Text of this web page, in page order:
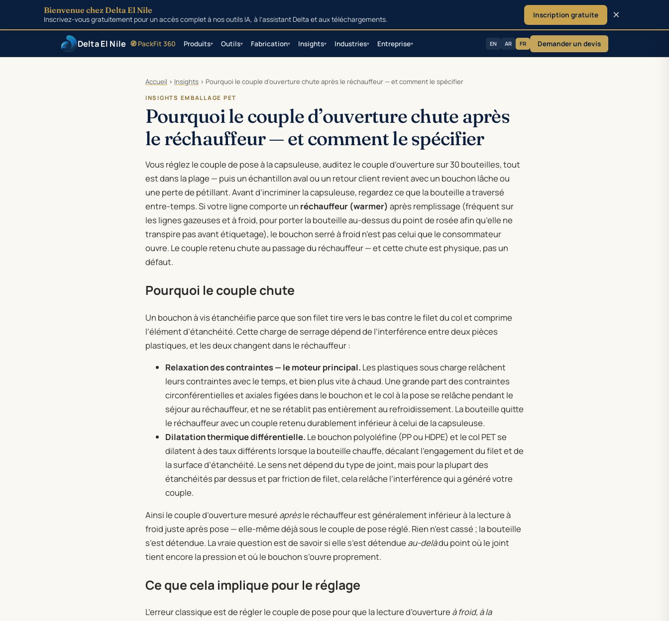
Delta El Nile 🧭 PackFit 360 Produits▾ Outils▾ Fabrication▾ Insights▾ Industries▾ Entreprise▾ EN AR FR Demander un devis
Accueil › Insights › Pourquoi le couple d’ouverture chute après le réchauffeur — et comment le spécifier
INSIGHTS EMBALLAGE PET
Pourquoi le couple d’ouverture chute après
le réchauffeur — et comment le spécifier
Vous réglez le couple de pose à la capsuleuse, auditez le couple d’ouverture sur 30 bouteilles, tout
est dans la plage — puis un échantillon aval ou un retour client revient avec un bouchon lâche ou
une perte de pétillant. Avant d’incriminer la capsuleuse, regardez ce que la bouteille a traversé
entre-temps. Si votre ligne comporte un réchauffeur (warmer) après remplissage (fréquent sur
les lignes gazeuses et à froid, pour porter la bouteille au-dessus du point de rosée afin qu’elle ne
transpire pas avant étiquetage), le bouchon serré à froid n’est pas celui que le consommateur
ouvre. Le couple retenu chute au passage du réchauffeur — et cette chute est physique, pas un
défaut.
Pourquoi le couple chute
Un bouchon à vis étanchéifie parce que son filet tire vers le bas contre le filet du col et comprime
l’élément d’étanchéité. Cette charge de serrage dépend de l’interférence entre deux pièces
plastiques, et les deux changent dans le réchauffeur :
Relaxation des contraintes — le moteur principal. Les plastiques sous charge relâchent
leurs contraintes avec le temps, et bien plus vite à chaud. Une grande part des contraintes
circonférentielles et axiales figées dans le bouchon et le col à la pose se relâche pendant le
séjour au réchauffeur, et ne se rétablit pas entièrement au refroidissement. La bouteille quitte
le réchauffeur avec un couple retenu durablement inférieur à celui de la capsuleuse.
Dilatation thermique différentielle. Le bouchon polyoléfine (PP ou HDPE) et le col PET se
dilatent à des taux différents lorsque la bouteille chauffe, décalant l’engagement du filet et de
la surface d’étanchéité. Le sens net dépend du type de joint, mais pour la plupart des
étanchéités par dessus et par friction de filet, cela relâche l’interférence qui a généré votre
couple.
Ainsi le couple d’ouverture mesuré aprèsle réchauffeur est généralement inférieur à la lecture à
froid juste après pose — elle-même déjà sous le couple de pose réglé. Rien n’est cassé ; la bouteille
s’est détendue. La vraie question est de savoir si elle s’est détendue au-delàdu point où le joint
tient encore la pression et où le bouchon s’ouvre proprement.
Ce que cela implique pour le réglage
L’erreur classique est de régler le couple de pose pour que la lecture d’ouverture à froid, à la
Bienvenue chez Delta El Nile
Inscrivez-vous gratuitement pour un accès complet à nos outils IA, à l'assistant Delta et aux téléchargements. Inscription gratuite ×